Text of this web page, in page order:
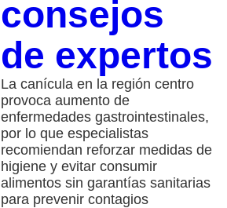
consejos
de expertos
La canícula en la región centro
provoca aumento de
enfermedades gastrointestinales,
por lo que especialistas
recomiendan reforzar medidas de
higiene y evitar consumir
alimentos sin garantías sanitarias
para prevenir contagios